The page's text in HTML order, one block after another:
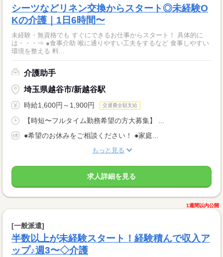
シーツなどリネン交換からスタート◎未経験O
Kの介護｜1日6時間〜
未経験・無資格でも すぐにできるお仕事からスタート！ 具体的に
は・・・⇒ ●食事介助 喉に通りやすい工夫をするなど 食事しやすい
環境を整える 料...
介護助手
埼玉県越谷市/新越谷駅
時給1,600円～1,900円 交通費全額支給
【時短〜フルタイム勤務希望の方大募集】 ...
●希望のお休みをご相談ください！ ●家庭...
もっと見る
求人詳細を見る
1週間以内公開
[一般派遣]
半数以上が未経験スタート！経験積んで収入ア
ップ♪週3〜◇介護